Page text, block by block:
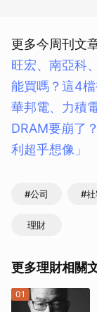
更多今周刊文
旺宏、南亞科
能買嗎？這4
華邦電、力積
DRAM要崩了
利超乎想像」
#公司 #
理財
更多理財相關
01